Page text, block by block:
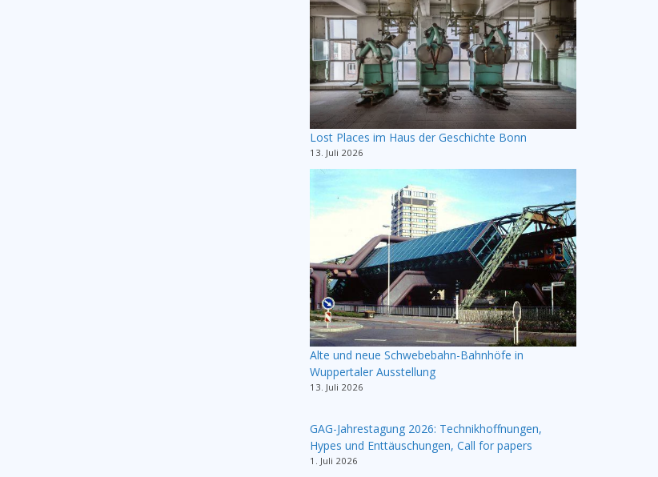
Lost Places im Haus der Geschichte Bonn
13. Juli 2026
Alte und neue Schwebebahn-Bahnhöfe in
Wuppertaler Ausstellung
13. Juli 2026
GAG-Jahrestagung 2026: Technikhoffnungen,
Hypes und Enttäuschungen, Call for papers
1. Juli 2026